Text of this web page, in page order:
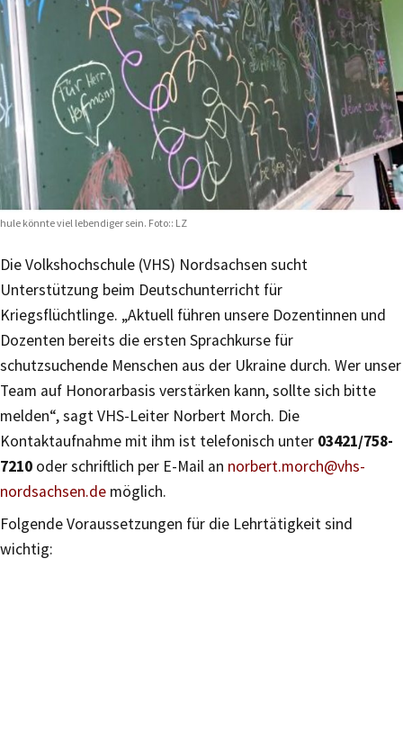
könnte viel lebendiger sein. Foto:: LZ
Die Volkshochschule (VHS) Nordsachsen sucht
Unterstützung beim Deutschunterricht für
Kriegsflüchtlinge. „Aktuell führen unsere Dozentinnen und
Dozenten bereits die ersten Sprachkurse für
schutzsuchende Menschen aus der Ukraine durch. Wer unser
Team auf Honorarbasis verstärken kann, sollte sich bitte
melden“, sagt VHS-Leiter Norbert Morch. Die
Kontaktaufnahme mit ihm ist telefonisch unter 03421/758-
7210 oder schriftlich per E-Mail an norbert.morch@vhs-
nordsachsen.de möglich.
Folgende Voraussetzungen für die Lehrtätigkeit sind
wichtig: